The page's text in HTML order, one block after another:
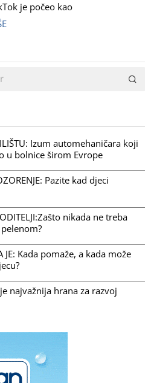
je počeo kao
Izum automehaničara koji
u bolnice širom Evrope
Pazite kad djeci
nikada ne treba
JE: Kada pomaže, a kada može
je najvažnija hrana za razvoj